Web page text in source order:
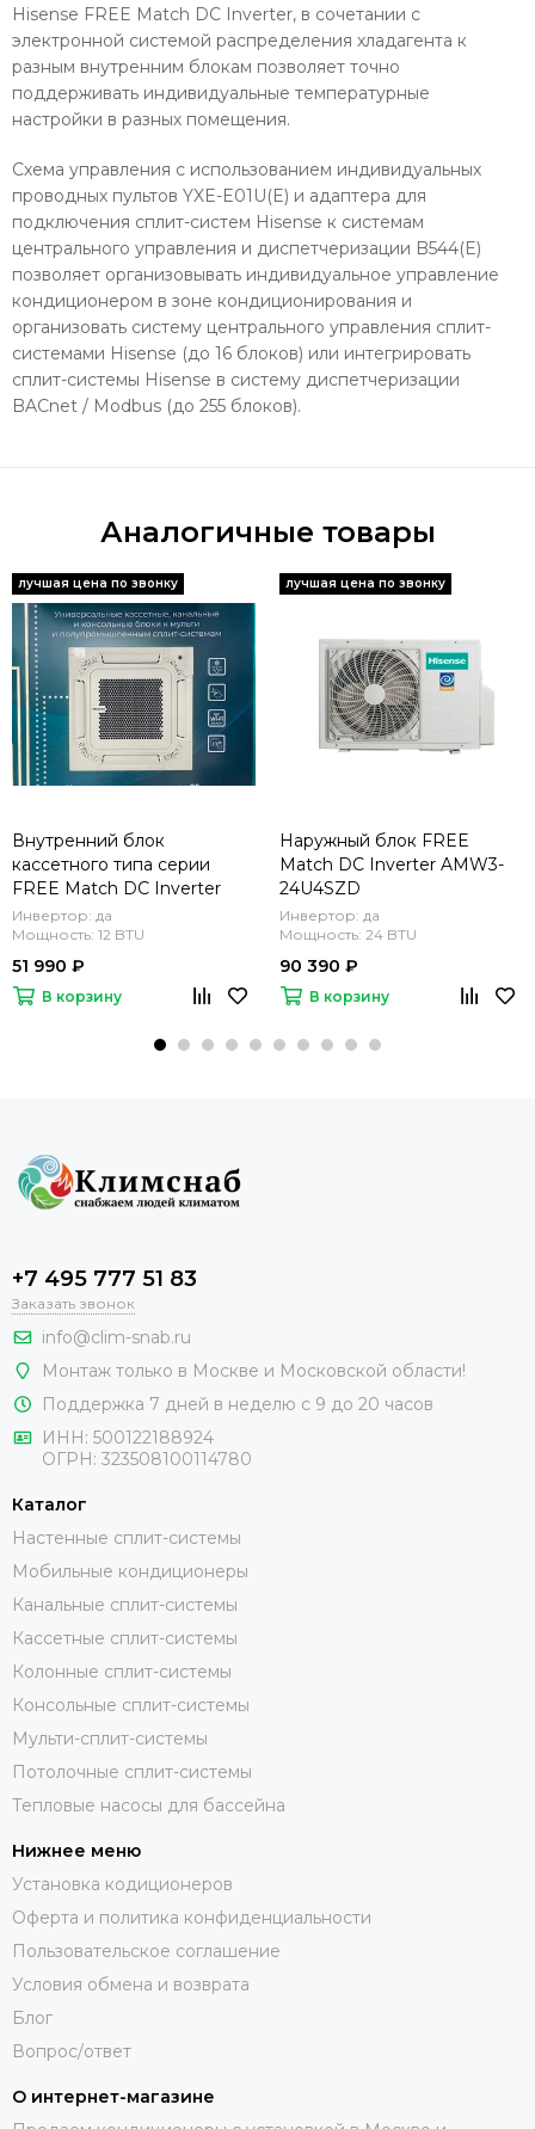
Hisense FREE Match DC Inverter, в сочетании с
электронной системой распределения хладагента к
разным внутренним блокам позволяет точно
поддерживать индивидуальные температурные
настройки в разных помещения.
Схема управления с использованием индивидуальных
проводных пультов YXE-E01U(E) и адаптера для
подключения сплит-систем Hisense к системам
центрального управления и диспетчеризации B544(E)
позволяет организовывать индивидуальное управление
кондиционером в зоне кондиционирования и
организовать систему центрального управления сплит-
системами Hisense (до 16 блоков) или интегрировать
сплит-системы Hisense в систему диспетчеризации
BACnet / Modbus (до 255 блоков).
Аналогичные товары
Внутренний блок
кассетного типа серии
FREE Match DC Inverter
R32 AMC-12UR4RCC8
(комплект)
Инвертор: да
Мощность: 12 BTU
51 990 ₽
В корзину
Наружный блок FREE
Match DC Inverter AMW3-
24U4SZD
Инвертор: да
Мощность: 24 BTU
90 390 ₽
В корзину
+7 495 777 51 83
Заказать звонок
info@clim-snab.ru
Монтаж только в Москве и Московской области!
Поддержка 7 дней в неделю с 9 до 20 часов
ИНН: 500122188924
ОГРН: 323508100114780
Каталог
Настенные сплит-системы
Мобильные кондиционеры
Канальные сплит-системы
Кассетные сплит-системы
Колонные сплит-системы
Консольные сплит-системы
Мульти-сплит-системы
Потолочные сплит-системы
Тепловые насосы для бассейна
Нижнее меню
Установка кодиционеров
Оферта и политика конфиденциальности
Пользовательское соглашение
Условия обмена и возврата
Блог
Вопрос/ответ
О интернет-магазине